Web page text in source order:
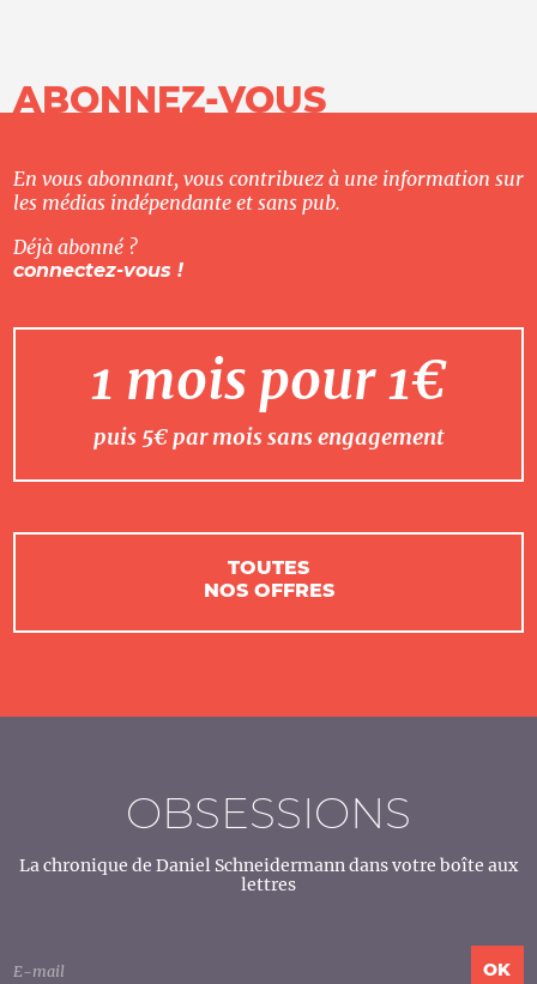
ABONNEZ-VOUS
En vous abonnant, vous contribuez à une information sur
les médias indépendante et sans pub.
Déjà abonné ?
connectez-vous !
1 mois pour 1€
puis 5€ par mois sans engagement
TOUTES
NOS OFFRES
OBSESSIONS
La chronique de Daniel Schneidermann dans votre boîte aux
lettres